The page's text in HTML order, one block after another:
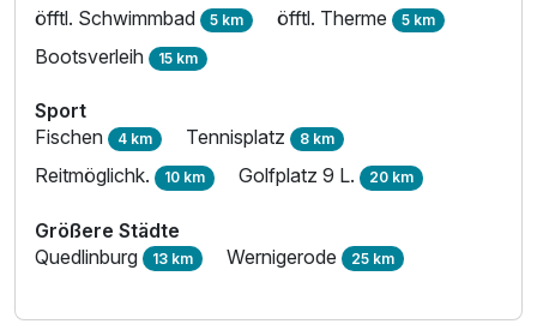
Ausstattung
Zusatznächte
Für 2 Tage p.P. ab52,00 €
öfftl. Schwimmbad 5 km öfftl. Therme 5 km
Bootsverleih 15 km
Sport
Fischen 4 km Tennisplatz 8 km
Reitmöglichk. 10 km Golfplatz 9 L. 20 km
Größere Städte
Quedlinburg 13 km Wernigerode 25 km